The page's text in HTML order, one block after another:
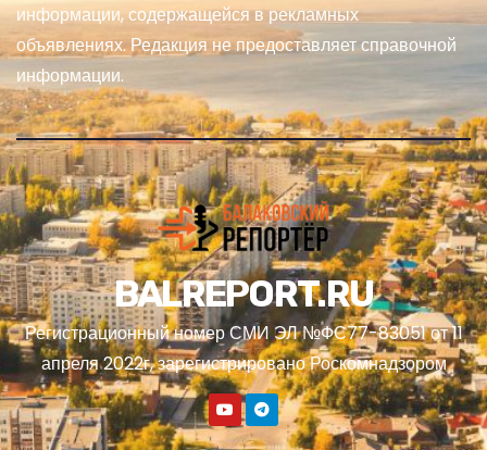
информации, содержащейся в рекламных
объявлениях. Редакция не предоставляет справочной
информации.
BALREPORT.RU
Регистрационный номер СМИ ЭЛ №ФС77-83051 от 11
апреля 2022г, зарегистрировано Роскомнадзором